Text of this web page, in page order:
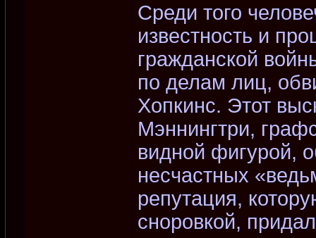
Среди того
известность и
гражданской
по делам лиц,
Хопкинс. Этот
Мэннингтри,
видной фигурой,
несчастных
репутация,
сноровкой,